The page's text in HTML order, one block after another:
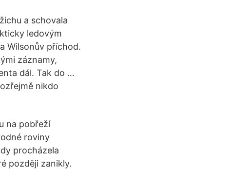
a schovala
ledovým
Wilsonův příchod.
záznamy,
dál. Tak do …
nikdo
na pobřeží
roviny
procházela
později zanikly.